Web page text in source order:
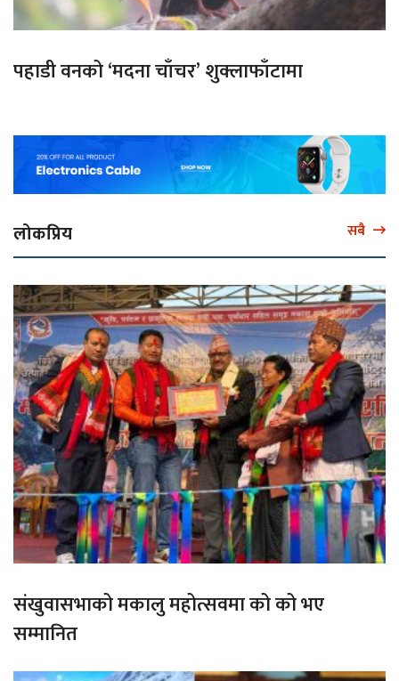
पहाडी वनको ‘मदना चाँचर’ शुक्लाफाँटामा
लोकप्रिय सबै
संखुवासभाको मकालु महोत्सवमा को को भए
सम्मानित